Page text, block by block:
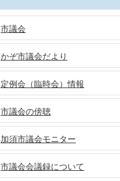
市議会
かぞ市議会だより
定例会（臨時会）情報
市議会の傍聴
加須市議会モニター
市議会会議録について